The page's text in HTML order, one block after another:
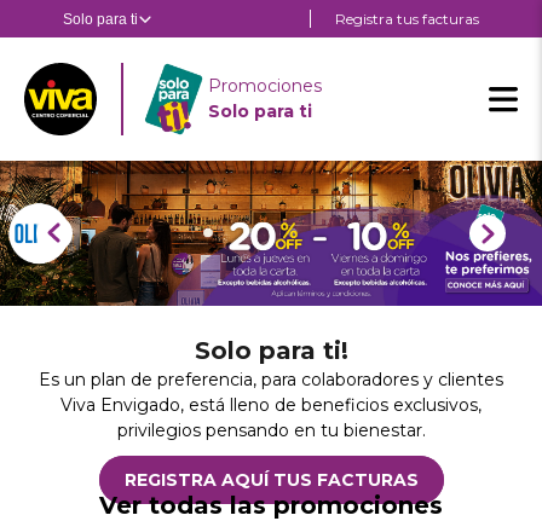
al
contenido
principal
Estás en:
Estás en
Solo para ti Registra tus facturas
Promociones
Solo para ti
Solo para ti!
Es un plan de preferencia, para colaboradores y clientes
Viva Envigado, está lleno de beneficios exclusivos,
privilegios pensando en tu bienestar.
REGISTRA AQUÍ TUS FACTURAS
Ver todas las promociones